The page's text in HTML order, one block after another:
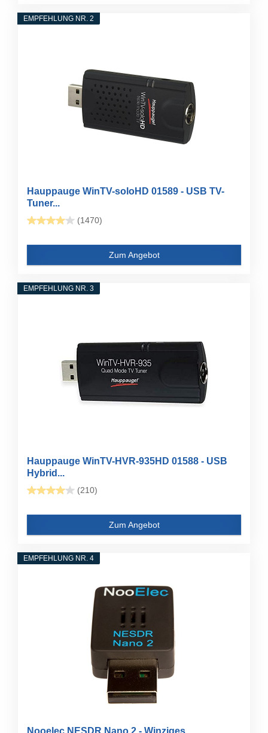
EMPFEHLUNG NR. 2
Hauppauge WinTV-soloHD 01589 - USB TV-
Tuner...
(1470)
Zum Angebot
EMPFEHLUNG NR. 3
Hauppauge WinTV-HVR-935HD 01588 - USB
Hybrid...
(210)
Zum Angebot
EMPFEHLUNG NR. 4
Nooelec NESDR Nano 2 - Winziges